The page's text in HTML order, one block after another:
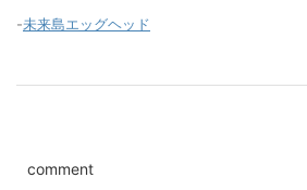
-未来島エッグヘッド
comment